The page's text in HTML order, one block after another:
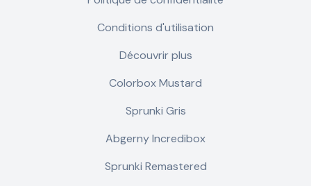
Conditions d'utilisation
Découvrir plus
Colorbox Mustard
Sprunki Gris
Abgerny Incredibox
Sprunki Remastered